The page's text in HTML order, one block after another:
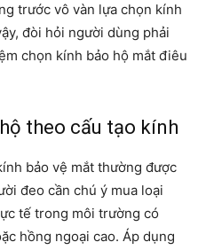
trước vô vàn lựa chọn kính
đòi hỏi người dùng phải
chọn kính bảo hộ mắt điêu
theo cấu tạo kính
bảo vệ mắt thường được
đeo cần chú ý mua loại
tế trong môi trường có
hồng ngoại cao. Áp dụng